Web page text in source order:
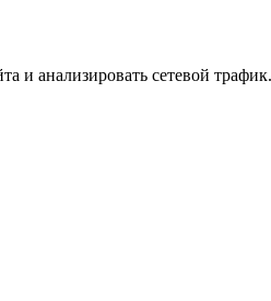
и анализировать сетевой трафик.